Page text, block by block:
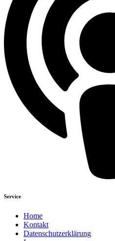
Service
Home
Kontakt
Datenschutzerklärung